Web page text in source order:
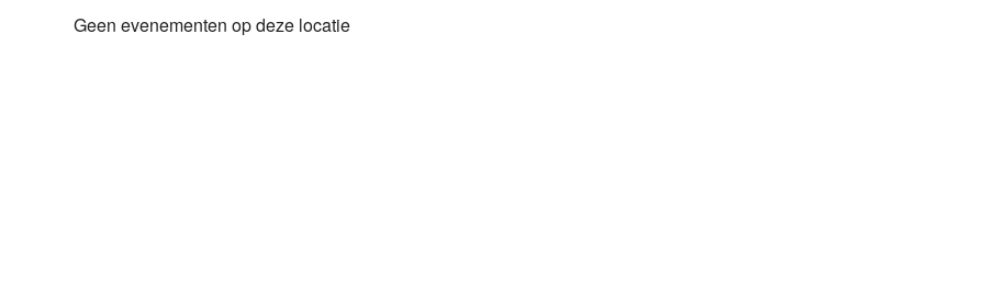
Geen evenementen op deze locatie